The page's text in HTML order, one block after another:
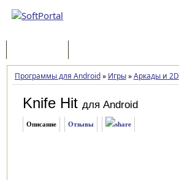
Программы для Android» Игры»Аркады и 2D
Knife Hit для Android
Описание Отзывы